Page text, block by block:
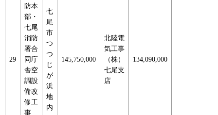
29
防本
部・
七尾
消防
署合
同庁
舎空
調設
備改
修工
事
七
尾
市
つ
つ
じ
が
浜
地
内
145,750,000
北陸電
気工事
（株）
七尾支
店
134,090,000